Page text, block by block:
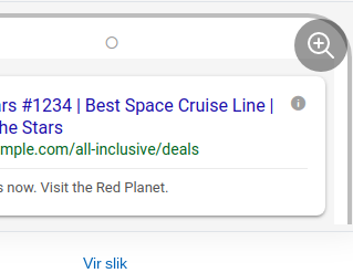
Vir slik